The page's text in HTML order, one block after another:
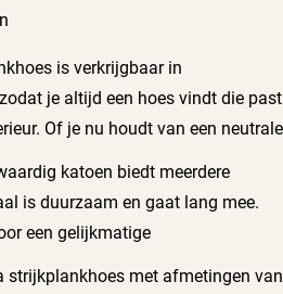
is verkrijgbaar in
je altijd een hoes vindt die past
Of je nu houdt van een neutrale
katoen biedt meerdere
is duurzaam en gaat lang mee.
een gelijkmatige
strijkplankhoes met afmetingen van